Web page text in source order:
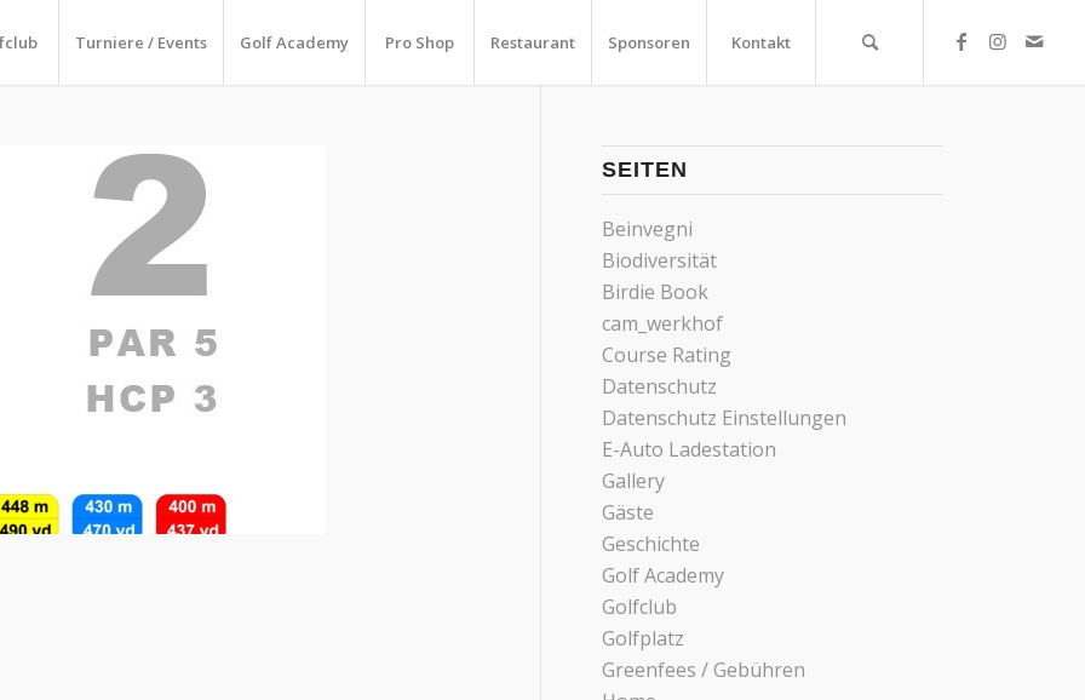
Turniere / Events Golf Academy Pro Shop Restaurant Sponsoren Kontakt
SEITEN
Beinvegni
Biodiversität
Birdie Book
cam_werkhof
Course Rating
Datenschutz
Datenschutz Einstellungen
E-Auto Ladestation
Gallery
Gäste
Geschichte
Golf Academy
Golfclub
Golfplatz
Greenfees / Gebühren